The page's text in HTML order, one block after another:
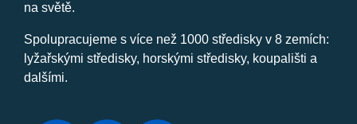
na světě.
Spolupracujeme s více než 1000 středisky v 8 zemích:
lyžařskými středisky, horskými středisky, koupališti a
dalšími.